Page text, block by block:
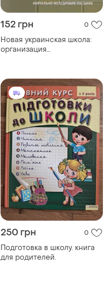
152 грн 0
Новая украинская школа:
организация
начальной школы.
обучающе-методический
250 грн 0
Подготовка в школу. книга
для родителей.